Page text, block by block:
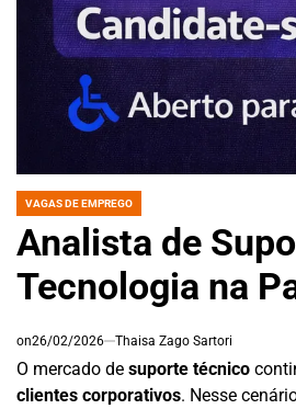
POSTED
VAGAS DE EMPREGO
Analista de
Tecnologia na
on26/02/2026 Thaisa Zago Sartori
O mercado de suporte técnico
clientes corporativos. Nesse